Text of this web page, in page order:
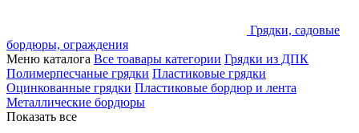
Грядки, садовые
бордюры, ограждения
Меню каталога Все тоавары категории Грядки из ДПК
Полимерпесчаные грядки Пластиковые грядки
Оцинкованные грядки Пластиковые бордюр и лента
Металлические бордюры
Показать все